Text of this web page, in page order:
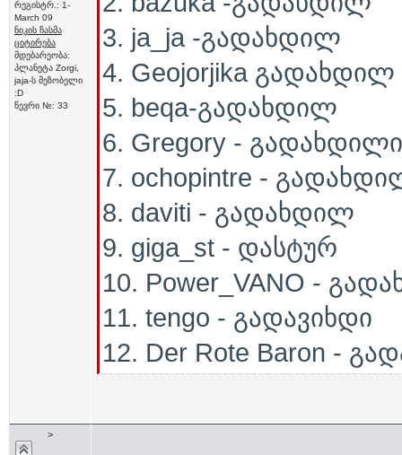
რეგისტრ.: 1-
March 09
ნიკის ჩასმა
ციტირება
მდებარეობა:
პლანეტა Zorgi,
jaja-ს მეზობელი
:D
წევრი №: 33
3. ja_ja -გადახდილ
4. Geojorjika გადახდილ
5. beqa-გადახდილ
6. Gregory - გადახდილი
7. ochopintre -
8. daviti - გადახდილ
9. giga_st - დასტურ
10. Power_VANO -
11. tengo - გადავიხდი
12. Der Rote Baron -
>